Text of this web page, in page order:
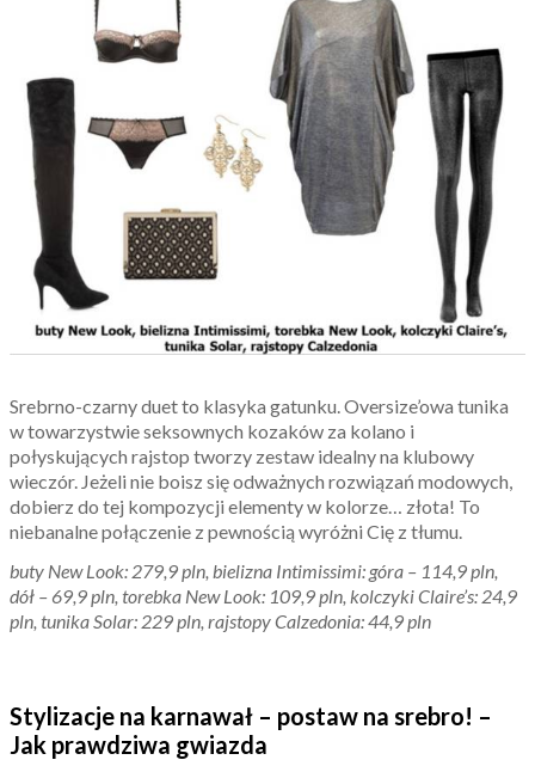
Srebrno-czarny duet to klasyka gatunku. Oversize’owa tunika
w towarzystwie seksownych kozaków za kolano i
połyskujących rajstop tworzy zestaw idealny na klubowy
wieczór. Jeżeli nie boisz się odważnych rozwiązań modowych,
dobierz do tej kompozycji elementy w kolorze… złota! To
niebanalne połączenie z pewnością wyróżni Cię z tłumu.
buty New Look: 279,9 pln, bielizna Intimissimi: góra – 114,9 pln,
dół – 69,9 pln, torebka New Look: 109,9 pln, kolczyki Claire’s: 24,9
pln, tunika Solar: 229 pln, rajstopy Calzedonia: 44,9 pln
Stylizacje na karnawał – postaw na srebro! –
Jak prawdziwa gwiazda